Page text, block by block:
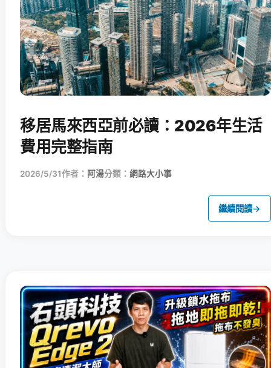
移居馬來西亞前必讀：2026年生活
費用完整指南
2026/5/31作者： 阿湯分類： 網路大小事
繼續閱讀→